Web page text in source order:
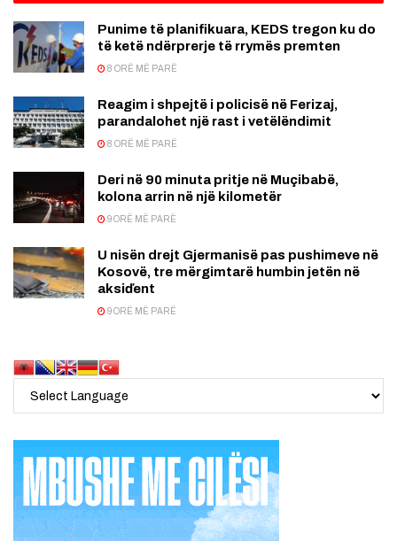
Punime të planifikuara, KEDS tregon ku do
të ketë ndërprerje të rrymës premten
8 ORË MË PARË
Reagim i shpejtë i policisë në Ferizaj,
parandalohet një rast i vetëlëndimit
8 ORË MË PARË
Deri në 90 minuta pritje në Muçibabë,
kolona arrin në një kilometër
9 ORË MË PARË
U nisën drejt Gjermanisë pas pushimeve në
Kosovë, tre mërgimtarë humbin jetën në
aksiďent
9 ORË MË PARË